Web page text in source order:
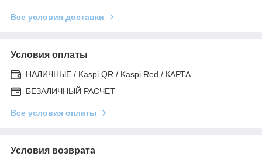
Все условия доставки
Условия оплаты
НАЛИЧНЫЕ / Kaspi QR / Kaspi Red / КАРТА
БЕЗАЛИЧНЫЙ РАСЧЕТ
Все условия оплаты
Условия возврата